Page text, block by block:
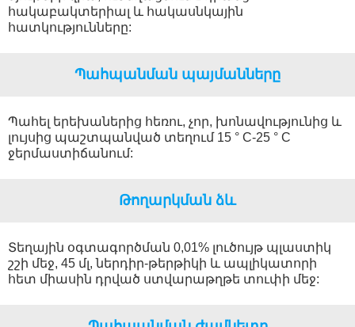
հակաբակտերիալ և հակասնկային
հատկությունները:
Պահպանման պայմանները
Պահել երեխաներից հեռու, չոր, խոնավությունից և
լույսից պաշտպանված տեղում 15 ° C-25 ° C
ջերմաստիճանում:
Թողարկման ձև
Տեղային օգտագործման 0,01% լուծույթ պլաստիկ
շշի մեջ, 45 մլ, ներդիր-թերթիկի և ապլիկատորի
հետ միասին դրված ստվարաթղթե տուփի մեջ: